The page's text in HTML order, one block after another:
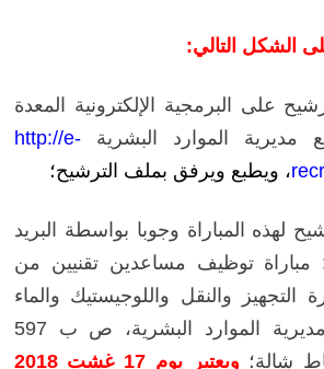
الشكل التالي:
على البرمجية الإلكترونية المعدة
مديرية الموارد البشريةhttp://e-
، ويطبع ويرفق بملف الترشيح؛
لهذه المباراة وجوبا بواسطة البريد
مباراة توظيف مساعدين تقنيين من
التجهيز والنقل واللوجيستيك والماء
مصلحة التوظيف مديرية الموارد البشرية، ص ب 597
شالة؛
ويعتبر يوم 17 غشت 2018